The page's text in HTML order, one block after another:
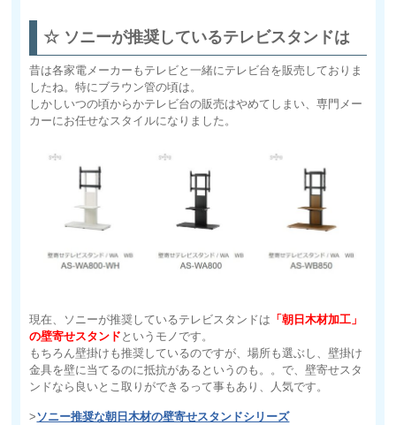
☆ ソニーが推奨しているテレビスタンドは
昔は各家電メーカーもテレビと一緒にテレビ台を販売しておりま
したね。特にブラウン管の頃は。
しかしいつの頃からかテレビ台の販売はやめてしまい、専門メー
カーにお任せなスタイルになりました。
現在、ソニーが推奨しているテレビスタンドは 「朝日木材加工」
の壁寄せスタンド というモノです。
もちろん壁掛けも推奨しているのですが、場所も選ぶし、壁掛け
金具を壁に当てるのに抵抗があるというのも。。で、壁寄せスタ
ンドなら良いとこ取りができるって事もあり、人気です。
>ソニー推奨な朝日木材の壁寄せスタンドシリーズ